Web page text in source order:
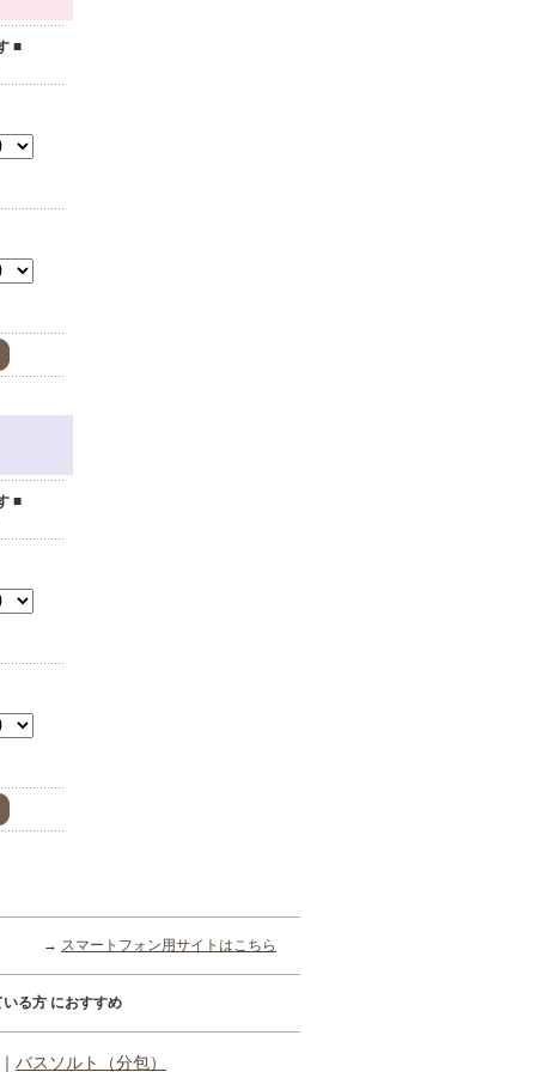
■
■
→ スマートフォン用サイトはこちら
る方 におすすめ
｜ バスソルト（分包）